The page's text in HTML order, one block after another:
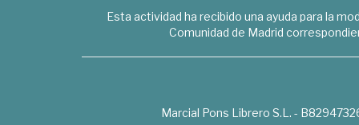
Esta actividad ha recibido una ayuda para la
Comunidad de Madrid
Marcial Pons Librero S.L. -